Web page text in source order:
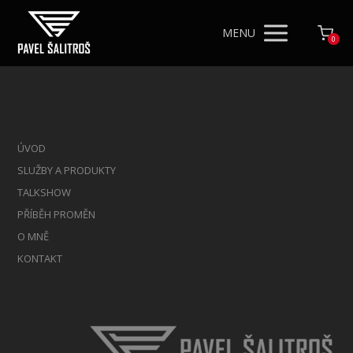
MENU 0
ÚVOD
SLUŽBY A PRODUKTY
TALKSHOW
PŘÍBĚH PROMĚN
O MNĚ
KONTAKT